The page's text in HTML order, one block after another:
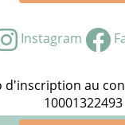
Instagram
d'inscription au
10001322493